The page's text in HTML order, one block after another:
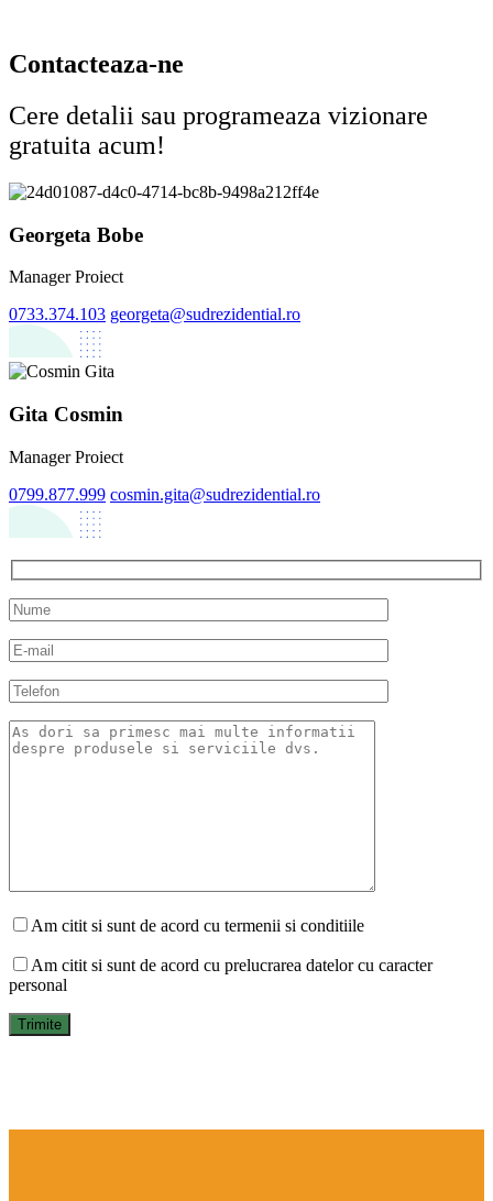
Contacteaza-ne
Cere detalii sau programeaza vizionare
gratuita acum!
Georgeta Bobe
Manager Proiect
0733.374.103 georgeta@sudrezidential.ro
Gita Cosmin
Manager Proiect
0799.877.999 cosmin.gita@sudrezidential.ro
Am citit si sunt de acord cu termenii si conditiile
Am citit si sunt de acord cu prelucrarea datelor cu caracter
personal